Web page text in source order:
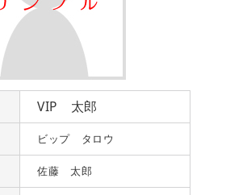
VIP 太郎
ビップ タロウ
佐藤 太郎